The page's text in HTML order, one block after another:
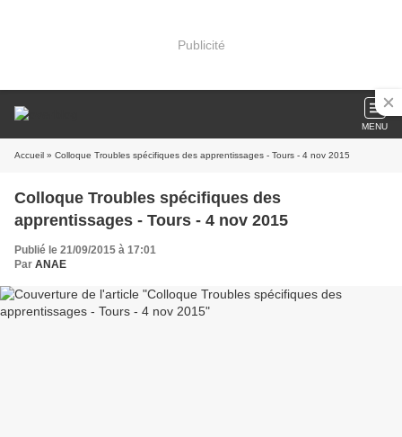
Publicité
MENU
Accueil » Colloque Troubles spécifiques des apprentissages - Tours - 4 nov 2015
Colloque Troubles spécifiques des
apprentissages - Tours - 4 nov 2015
Publié le 21/09/2015 à 17:01
Par ANAE